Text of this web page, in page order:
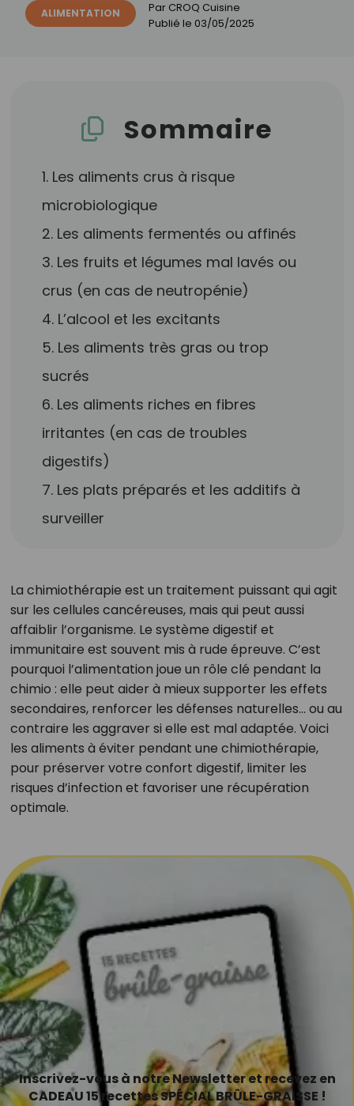
ALIMENTATION Par CROQ Cuisine
Publié le 03/05/2025
Sommaire
1. Les aliments crus à risque
microbiologique
2. Les aliments fermentés ou affinés
3. Les fruits et légumes mal lavés ou
crus (en cas de neutropénie)
4. L’alcool et les excitants
5. Les aliments très gras ou trop
sucrés
6. Les aliments riches en fibres
irritantes (en cas de troubles
digestifs)
7. Les plats préparés et les additifs à
surveiller
La chimiothérapie est un traitement puissant qui agit
sur les cellules cancéreuses, mais qui peut aussi
affaiblir l’organisme. Le système digestif et
immunitaire est souvent mis à rude épreuve. C’est
pourquoi l’alimentation joue un rôle clé pendant la
chimio : elle peut aider à mieux supporter les effets
secondaires, renforcer les défenses naturelles… ou au
contraire les aggraver si elle est mal adaptée. Voici
les aliments à éviter pendant une chimiothérapie,
pour préserver votre confort digestif, limiter les
risques d’infection et favoriser une récupération
optimale.
Inscrivez-vous à notre Newsletter et recevez en
CADEAU 15 recettes SPÉCIAL BRÛLE-GRAISSE !